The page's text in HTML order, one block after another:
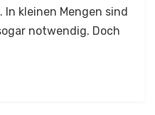
In kleinen Mengen sind
notwendig. Doch